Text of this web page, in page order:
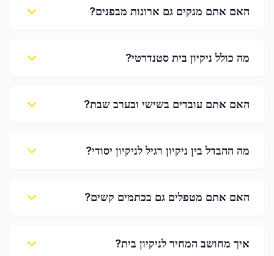
האם אתם מנקים גם ארונות מבפנים?
מה כולל ניקיון בית סטנדרטי?
האם אתם עובדים בשישי ובערב שבת?
מה ההבדל בין ניקיון רגיל לניקיון יסודי?
האם אתם מטפלים גם בכתמים קשים?
איך מחושב המחיר לניקיון בית?